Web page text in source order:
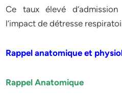
Ce taux élevé
l’impact de détresse
Rappel anatomique et
Rappel Anatomique